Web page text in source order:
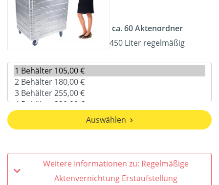
ca. 60 Aktenordner
450 Liter regelmäßig
Auswählen
Weitere Informationen zu: Regelmäßige
Aktenvernichtung Erstaufstellung